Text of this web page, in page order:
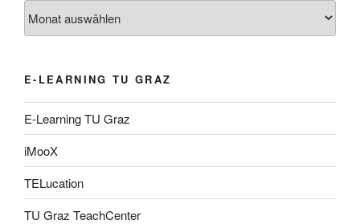
E-LEARNING TU GRAZ
E-Learning TU Graz
iMooX
TELucation
TU Graz TeachCenter